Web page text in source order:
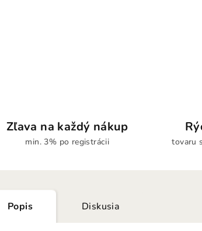
Zľava na každý nákup
min. 3% po registrácii tovaru
Popis Diskusia